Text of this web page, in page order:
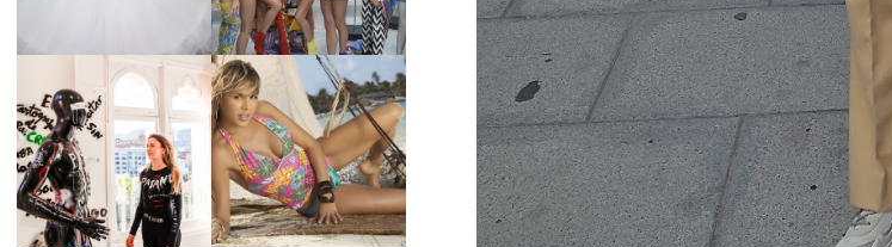
MARGA GONZÁLEZ
Y ELIA FERNÁNDEZ
DIALOGAN EN
ESPACIO DEL
ANONIMATO, LA
CASA ROSA DE
OVIEDO
LA ALTURA DE LAS
MODELOS MAS
BAJITAS